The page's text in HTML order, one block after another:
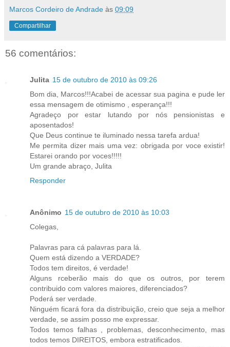
Marcos Cordeiro de Andrade às 09:09
Compartilhar
56 comentários:
Julita 15 de outubro de 2010 às 09:26
Bom dia, Marcos!!!Acabei de acessar sua pagina e pude ler
essa mensagem de otimismo , esperança!!!
Agradeço por estar lutando por nós pensionistas e
aposentados!
Que Deus continue te iluminado nessa tarefa ardua!
Me permita dizer mais uma vez: obrigada por voce existir!
Estarei orando por voces!!!!!
Um grande abraço, Julita
Responder
Anônimo 15 de outubro de 2010 às 10:03
Colegas,
Palavras para cá palavras para lá.
Quem está dizendo a VERDADE?
Todos tem direitos, é verdade!
Alguns rceberão mais do que os outros, por terem
contribuido com valores maiores, diferenciados?
Poderá ser verdade.
Ninguém ficará fora da distribuição, creio que seja a melhor
verdade, se assim posso me expressar.
Todos temos falhas , problemas, desconhecimento, mas
todos temos DIREITOS, embora estratificados.